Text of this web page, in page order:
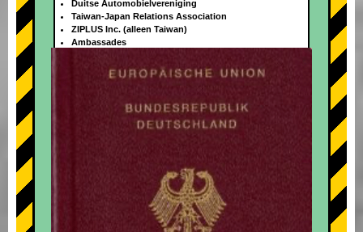
+
Duitse Automobielvereniging
Taiwan-Japan Relations Association
ZIPLUS Inc. (alleen Taiwan)
Ambassades